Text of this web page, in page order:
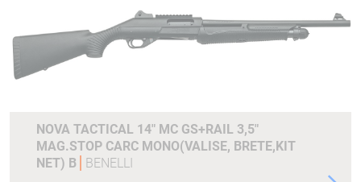
NOVA TACTICAL 14" MC GS+RAIL 3,5"
MAG.STOP CARC MONO(VALISE, BRETE,KIT
NET) B
BENELLI